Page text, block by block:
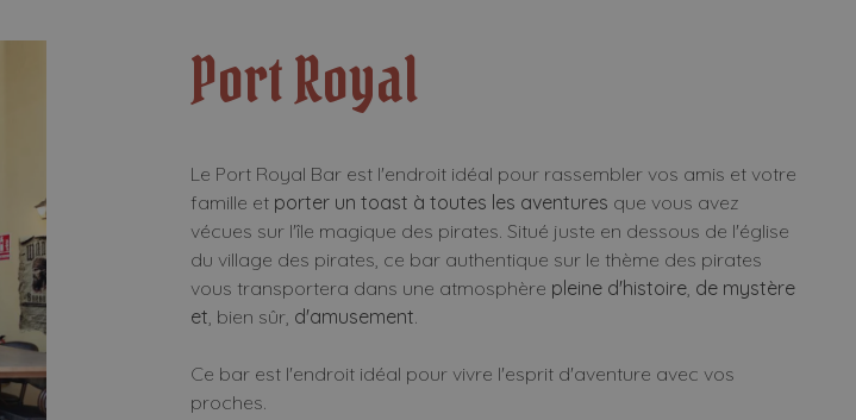
Port Royal
Le Port Royal Bar est l'endroit idéal pour rassembler vos amis et votre
famille et porter un toast à toutes les aventures que vous avez
vécues sur l'île magique des pirates. Situé juste en dessous de l'église
du village des pirates, ce bar authentique sur le thème des pirates
vous transportera dans une atmosphère pleine d'histoire, de mystère
et, bien sûr, d'amusement.
Ce bar est l'endroit idéal pour vivre l'esprit d'aventure avec vos
proches.